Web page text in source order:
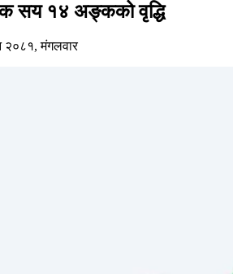
सय १४ अङ्कको वृद्धि
२०८१, मंगलवार